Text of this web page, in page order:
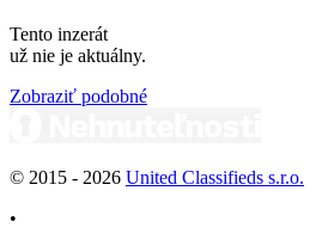
Tento inzerát
už nie je aktuálny.
Zobraziť podobné
© 2015 - 2026 United Classifieds s.r.o.
•